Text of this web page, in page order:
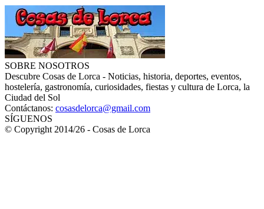
SOBRE NOSOTROS
Descubre Cosas de Lorca - Noticias, historia, deportes, eventos,
hostelería, gastronomía, curiosidades, fiestas y cultura de Lorca, la
Ciudad del Sol
Contáctanos: cosasdelorca@gmail.com
SÍGUENOS
© Copyright 2014/26 - Cosas de Lorca